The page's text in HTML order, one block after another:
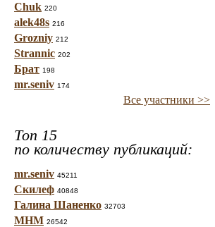
Chuk 220
alek48s 216
Grozniy 212
Strannic 202
Брат 198
mr.seniv 174
Все участники >>
Топ 15
по количеству публикаций:
mr.seniv 45211
Скилеф 40848
Галина Шаненко 32703
МНМ 26542